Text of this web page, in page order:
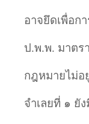
อาจยึดเพื่อก
ป.พ.พ. มาตร
กฎหมายไม่อ
จำเลยที่ ๑ ยั